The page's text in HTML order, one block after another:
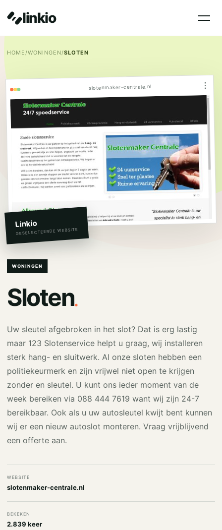
linkio
HOME/WONINGEN/SLOTEN
slotenmaker-centrale.nl ⋮
Linkio
GESELECTEERDE WEBSITE
WONINGEN
Sloten.
Uw sleutel afgebroken in het slot? Dat is erg lastig
maar 123 Slotenservice helpt u graag, wij installeren
sterk hang- en sluitwerk. Al onze sloten hebben een
politiekeurmerk en zijn vrijwel niet open te krijgen
zonder en sleutel. U kunt ons ieder moment van de
week bereiken via 088 444 7619 want wij zijn 24-7
bereikbaar. Ook als u uw autosleutel kwijt bent kunnen
wij er een nieuw autoslot monteren. Vraag vrijblijvend
een offerte aan.
WEBSITE
slotenmaker-centrale.nl
BEKEKEN
2.839 keer